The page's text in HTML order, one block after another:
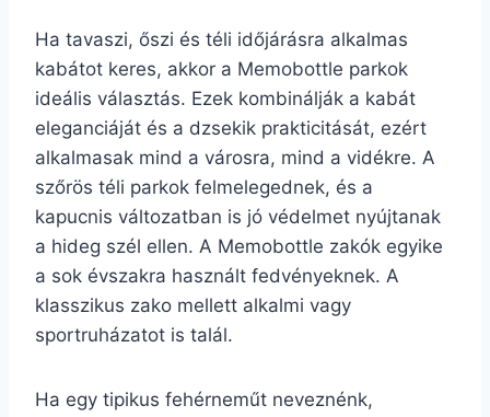
Ha tavaszi, őszi és téli időjárásra alkalmas
kabátot keres, akkor a Memobottle parkok
ideális választás. Ezek kombinálják a kabát
eleganciáját és a dzsekik prakticitását, ezért
alkalmasak mind a városra, mind a vidékre. A
szőrös téli parkok felmelegednek, és a
kapucnis változatban is jó védelmet nyújtanak
a hideg szél ellen. A Memobottle zakók egyike
a sok évszakra használt fedvényeknek. A
klasszikus zako mellett alkalmi vagy
sportruházatot is talál.
Ha egy tipikus fehérneműt neveznénk,